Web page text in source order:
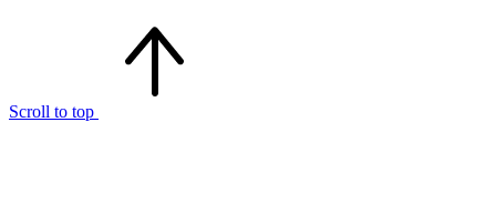
Scroll to top